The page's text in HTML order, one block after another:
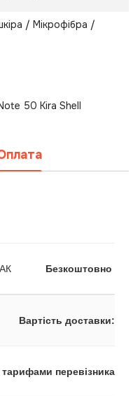
/ Мікрофібра /
50 Kira Shell
Безкоштовно
Вартість доставки:
тарифами перевізника